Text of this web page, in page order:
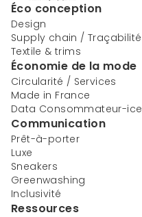
Éco conception
Design
Supply chain / Traçabilité
Textile & trims
Économie de la mode
Circularité / Services
Made in France
Data Consommateur-
Communication
Prêt-à-porter
Luxe
Sneakers
Greenwashing
Inclusivité
Ressources